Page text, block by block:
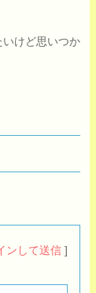
けど思いつか
ンして送信 ]